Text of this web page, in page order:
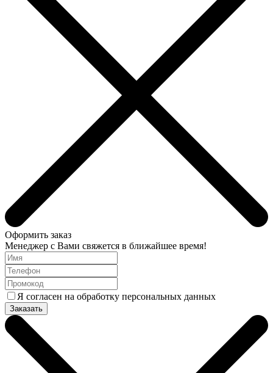
Оформить заказ
Менеджер с Вами свяжется в ближайшее время!
Я согласен на обработку персональных данных
Заказать